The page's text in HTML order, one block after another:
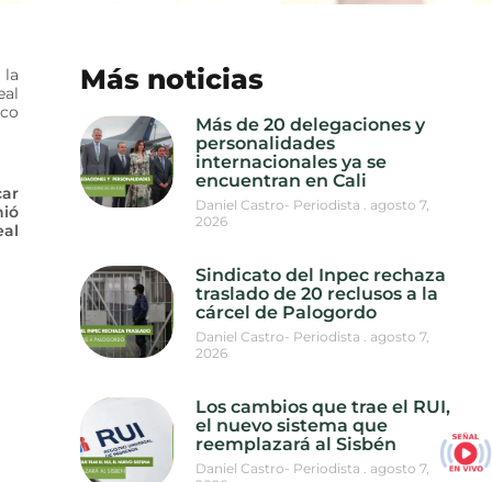
la
Más noticias
Más de 20 delegaciones y
personalidades
internacionales ya se
encuentran en Cali
Daniel Castro- Periodista
agosto 7,
2026
Sindicato del Inpec rechaza
traslado de 20 reclusos a la
cárcel de Palogordo
Daniel Castro- Periodista
agosto 7,
2026
Los cambios que trae el RUI,
el nuevo sistema que
reemplazará al Sisbén
Daniel Castro- Periodista
agosto 7,